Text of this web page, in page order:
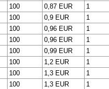
100 0,87 EUR 1
100 0,9 EUR 1
100 0,96 EUR 1
100 0,96 EUR 1
100 0,99 EUR 1
100 1,2 EUR 1
100 1,3 EUR 1
100 1,3 EUR 1